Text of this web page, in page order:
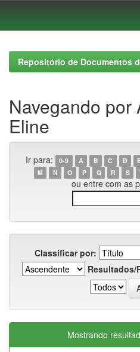
navigationRepositório de Documentos
Navegando por
Eline
Ir para: 0-9 A B C D
M
N O P Q R S
ou entre com as
Classificar por:
Resultados/
Mostrando